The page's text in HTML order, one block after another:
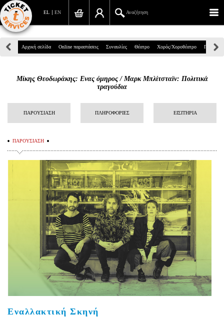
EN
EL Αναζήτηση
Πανεπιστημίου 39, Αθήνα
info@ticketservices.gr
Αναζήτηση
Σύνδεση/Εγγραφή
Αναζήτηση παραγγελίας
Προσωπικά Δεδομένα
Πληροφορίες
Είσοδος διαχειριστή
Αρχική σελίδα Online παραστάσεις Συναυλίες Θέατρο Χορός/Χοροθέατρο Παιδικά
Μίκης Θεοδωράκης: Eνας όμηρος / Mαρκ Μπλίτσταϊν: Πολιτικά
τραγούδια
ΠΑΡΟΥΣΙΑΣΗ ΠΛΗΡΟΦΟΡΙΕΣ ΕΙΣΙΤΗΡΙΑ
ΠΑΡΟΥΣΙΑΣΗ
Εναλλακτική Σκηνή